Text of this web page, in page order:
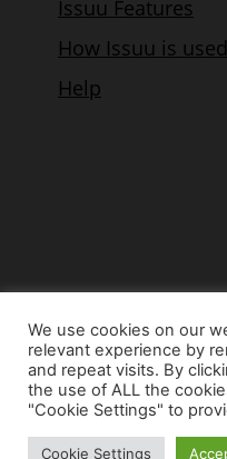
© Copyright
We use cookies on our
relevant experience by
and repeat visits. By
the use of ALL the
"Cookie Settings" to
Cookie Settings